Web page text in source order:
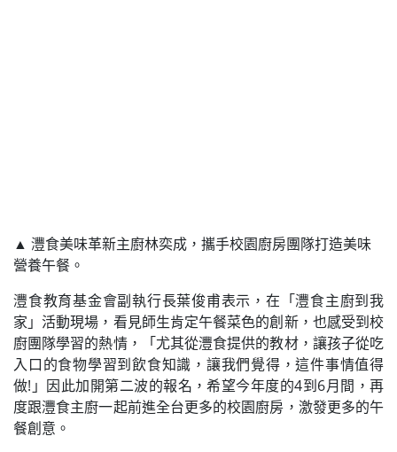
▲ 灃食美味革新主廚林奕成，攜手校園廚房團隊打造美味
營養午餐。
灃食教育基金會副執行長葉俊甫表示，在「灃食主廚到我
家」活動現場，看見師生肯定午餐菜色的創新，也感受到校
廚團隊學習的熱情，「尤其從灃食提供的教材，讓孩子從吃
入口的食物學習到飲食知識，讓我們覺得，這件事情值得
做!」因此加開第二波的報名，希望今年度的4到6月間，再
度跟灃食主廚一起前進全台更多的校園廚房，激發更多的午
餐創意。